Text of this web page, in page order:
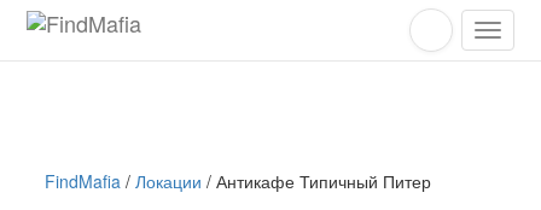
FindMafia / Локации / Антикафе Типичный Питер